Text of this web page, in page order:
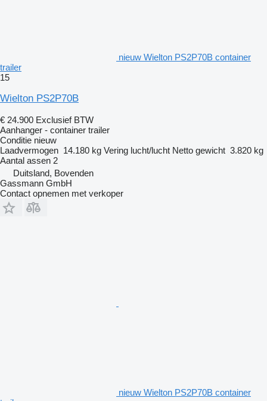
nieuw Wielton PS2P70B container
trailer
15
Wielton PS2P70B
€ 24.900 Exclusief BTW
Aanhanger - container trailer
Conditie nieuw
Laadvermogen 14.180 kg Vering lucht/lucht Netto gewicht 3.820 kg
Aantal assen 2
Duitsland, Bovenden
Gassmann GmbH
Contact opnemen met verkoper
nieuw Wielton PS2P70B container